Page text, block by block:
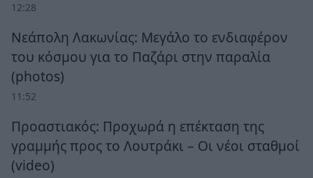
12:28
Νεάπολη Λακωνίας: Μεγάλο το ενδιαφέρον
του κόσμου για το Παζάρι στην παραλία
(photos)
11:52
Προαστιακός: Προχωρά η επέκταση της
γραμμής προς το Λουτράκι – Οι νέοι σταθμοί
(video)